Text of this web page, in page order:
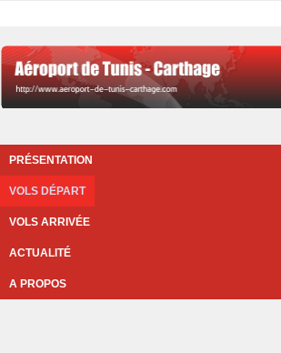
PRÉSENTATION
VOLS DÉPART
VOLS ARRIVÉE
ACTUALITÉ
A PROPOS